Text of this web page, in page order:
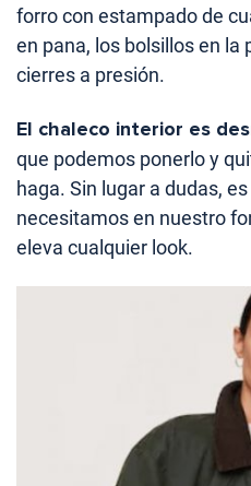
forro con estampado de
en pana, los bolsillos en la
cierres a presión.
El chaleco interior es
que podemos ponerlo y
haga. Sin lugar a dudas,
necesitamos en nuestro
eleva cualquier look.